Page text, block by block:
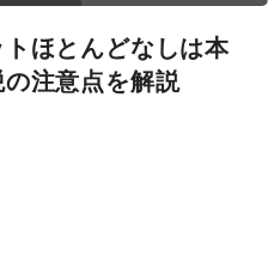
ほとんどなしは本
注意点を解説